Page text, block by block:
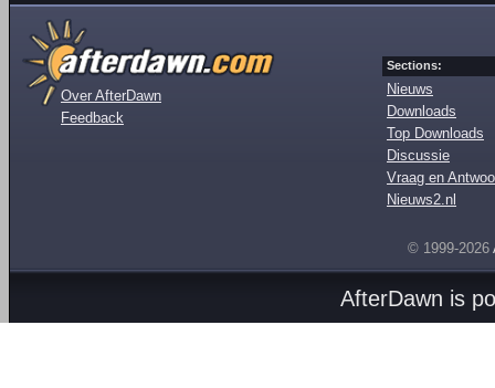
Over AfterDawn
Feedback
Sections:
Nieuws
Downloads
Top Downloads
Discussie
Vraag en
Nieuws2.nl
© 1999-2026
AfterDawn is